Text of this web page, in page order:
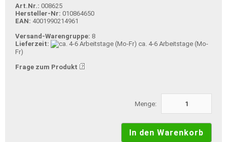
Art.Nr.: 008625
Hersteller-Nr: 010864650
EAN: 4001990214961
Versand-Warengruppe: 8
Lieferzeit:
ca. 4-6 Arbeitstage (Mo-
Fr)
Frage zum Produkt
Menge: